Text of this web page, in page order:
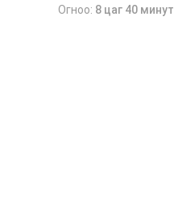
Огноо: 8 цаг 40 минут